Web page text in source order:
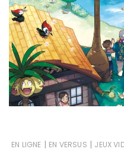
EN LIGNE | EN VERSUS | JEUX